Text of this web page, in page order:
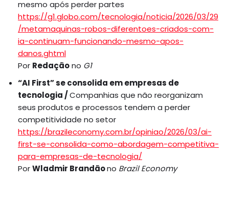
mesmo após perder partes
https://g1.globo.com/tecnologia/noticia/2026/03/29
/metamaquinas-robos-diferentoes-criados-com-
ia-continuam-funcionando-mesmo-apos-
danos.ghtml
Por Redaçãono G1
“AI First” se consolida em empresas de
tecnologia /Companhias que não reorganizam
seus produtos e processos tendem a perder
competitividade no setor
https://brazileconomy.com.br/opiniao/2026/03/ai-
first-se-consolida-como-abordagem-competitiva-
para-empresas-de-tecnologia/
PorWladmir Brandãono Brazil Economy